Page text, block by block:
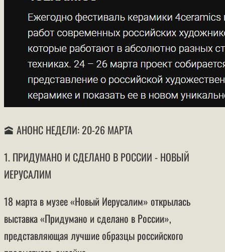
🕋 АНОНС НЕДЕЛИ: 20-26 МАРТА
1. ПРИДУМАНО И СДЕЛАНО В РОССИИ - НОВЫЙ
ИЕРУСАЛИМ
18 марта в музее «Новый Иерусалим» открылась
выставка «Придумано и сделано в России»,
представляющая лучшие образцы российского